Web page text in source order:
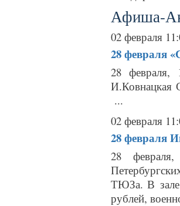
Афиша-
02 февраля
28 февраля
28 февраля,
...
02 февраля
28 февраля
28
ТЮЗа. В зале
рублей,